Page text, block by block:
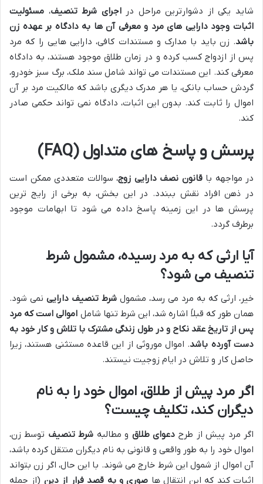
شاید یکی از دشوارترین مراحل دراجرای شرط تنصیف، مسئولیت
اثبات وجود دارایی های مرد و معرفی آن ها به دادگاه بر عهده زن
باشد. زن باید با مدارک و مستندات کافی، دارایی هایی را که مرد
پس از ازدواج کسب کرده و در زمان طلاق موجود هستند، به دادگاه
معرفی کند. این مستندات می تواند شامل سند ملک، برگ سبز خودرو،
گردش حساب بانکی، یا هر مدرک دیگری باشد که مالکیت مرد بر آن
اموال را ثابت کند. بدون این اثبات، دادگاه نمی تواند حکمی صادر
کند.
پرسش و پاسخ های متداول (FAQ)
در مواجهه باقانون نصف دارایی زوج، سوالات متعددی ممکن است
در ذهن افراد نقش ببندد. در این بخش، به برخی از رایج ترین
پرسش ها در این زمینه پاسخ داده می شود تا ابهامات موجود
برطرف گردد.
آیا ارثی که به مرد رسیده، مشمول شرط
تنصیف می شود؟
خیر، ارثی که به مرد می رسد، مشمولشرط تنصیف دارایی نمی شود.
همان طور که قبلاً اشاره شد، این شرط تنها شامل اموالی است که مرد
پس از تاریخ عقد نکاح و در طول زندگی مشترک با تلاش و کار خود به
دست آورده باشد. اموال موروثی از این قاعده مستثنی هستند، زیرا
حاصل کار و تلاش در ایام زوجیت نیستند.
اگر مرد پیش از طلاق، اموال خود را به نام
دیگران کند، تکلیف چیست؟
اگر مرد پیش از طرحدعوای طلاق و مطالبه شرط تنصیف توسط زن،
اموال خود را به طور واقعی و قانونی به نام دیگران منتقل کرده باشد،
آن اموال از شمول این شرط خارج می شوند. با این حال، اگر زن بتواند
اثبات کند که این انتقال ها صوری و به قصد فرار از دین (از جمله